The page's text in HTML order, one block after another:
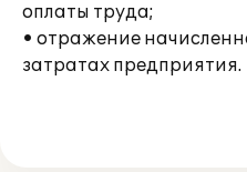
оплаты труда;
• отражение
затратах предприятия.